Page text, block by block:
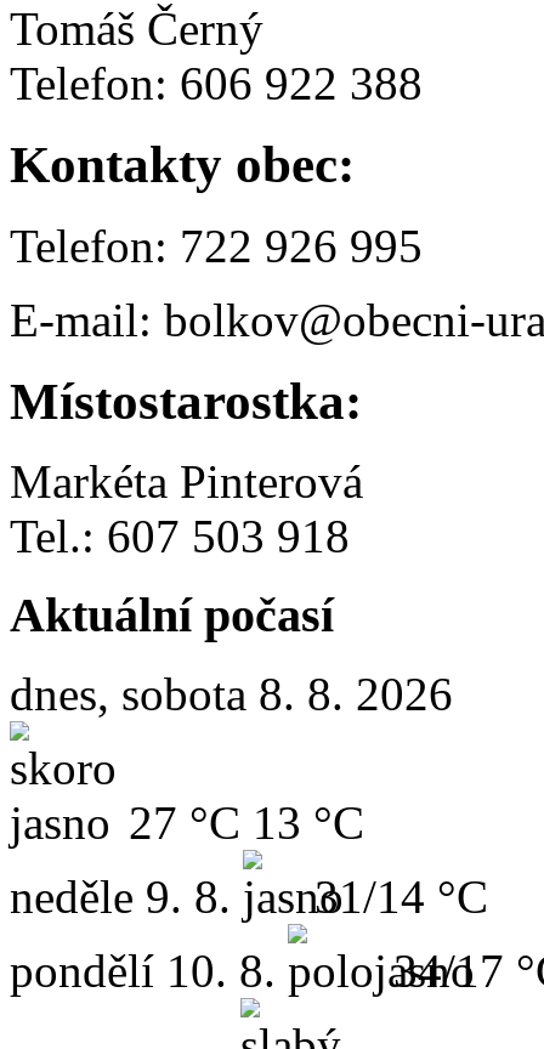
Tomáš Černý
Telefon: 606 922 388
Kontakty obec:
Telefon: 722 926 995
E-mail: bolkov@obecni-
Místostarostka:
Markéta Pinterová
Tel.: 607 503 918
Aktuální počasí
dnes, sobota 8. 8. 2026
27 °C 13 °C
neděle 9. 8.
31/14 °C
pondělí 10. 8. 34/17